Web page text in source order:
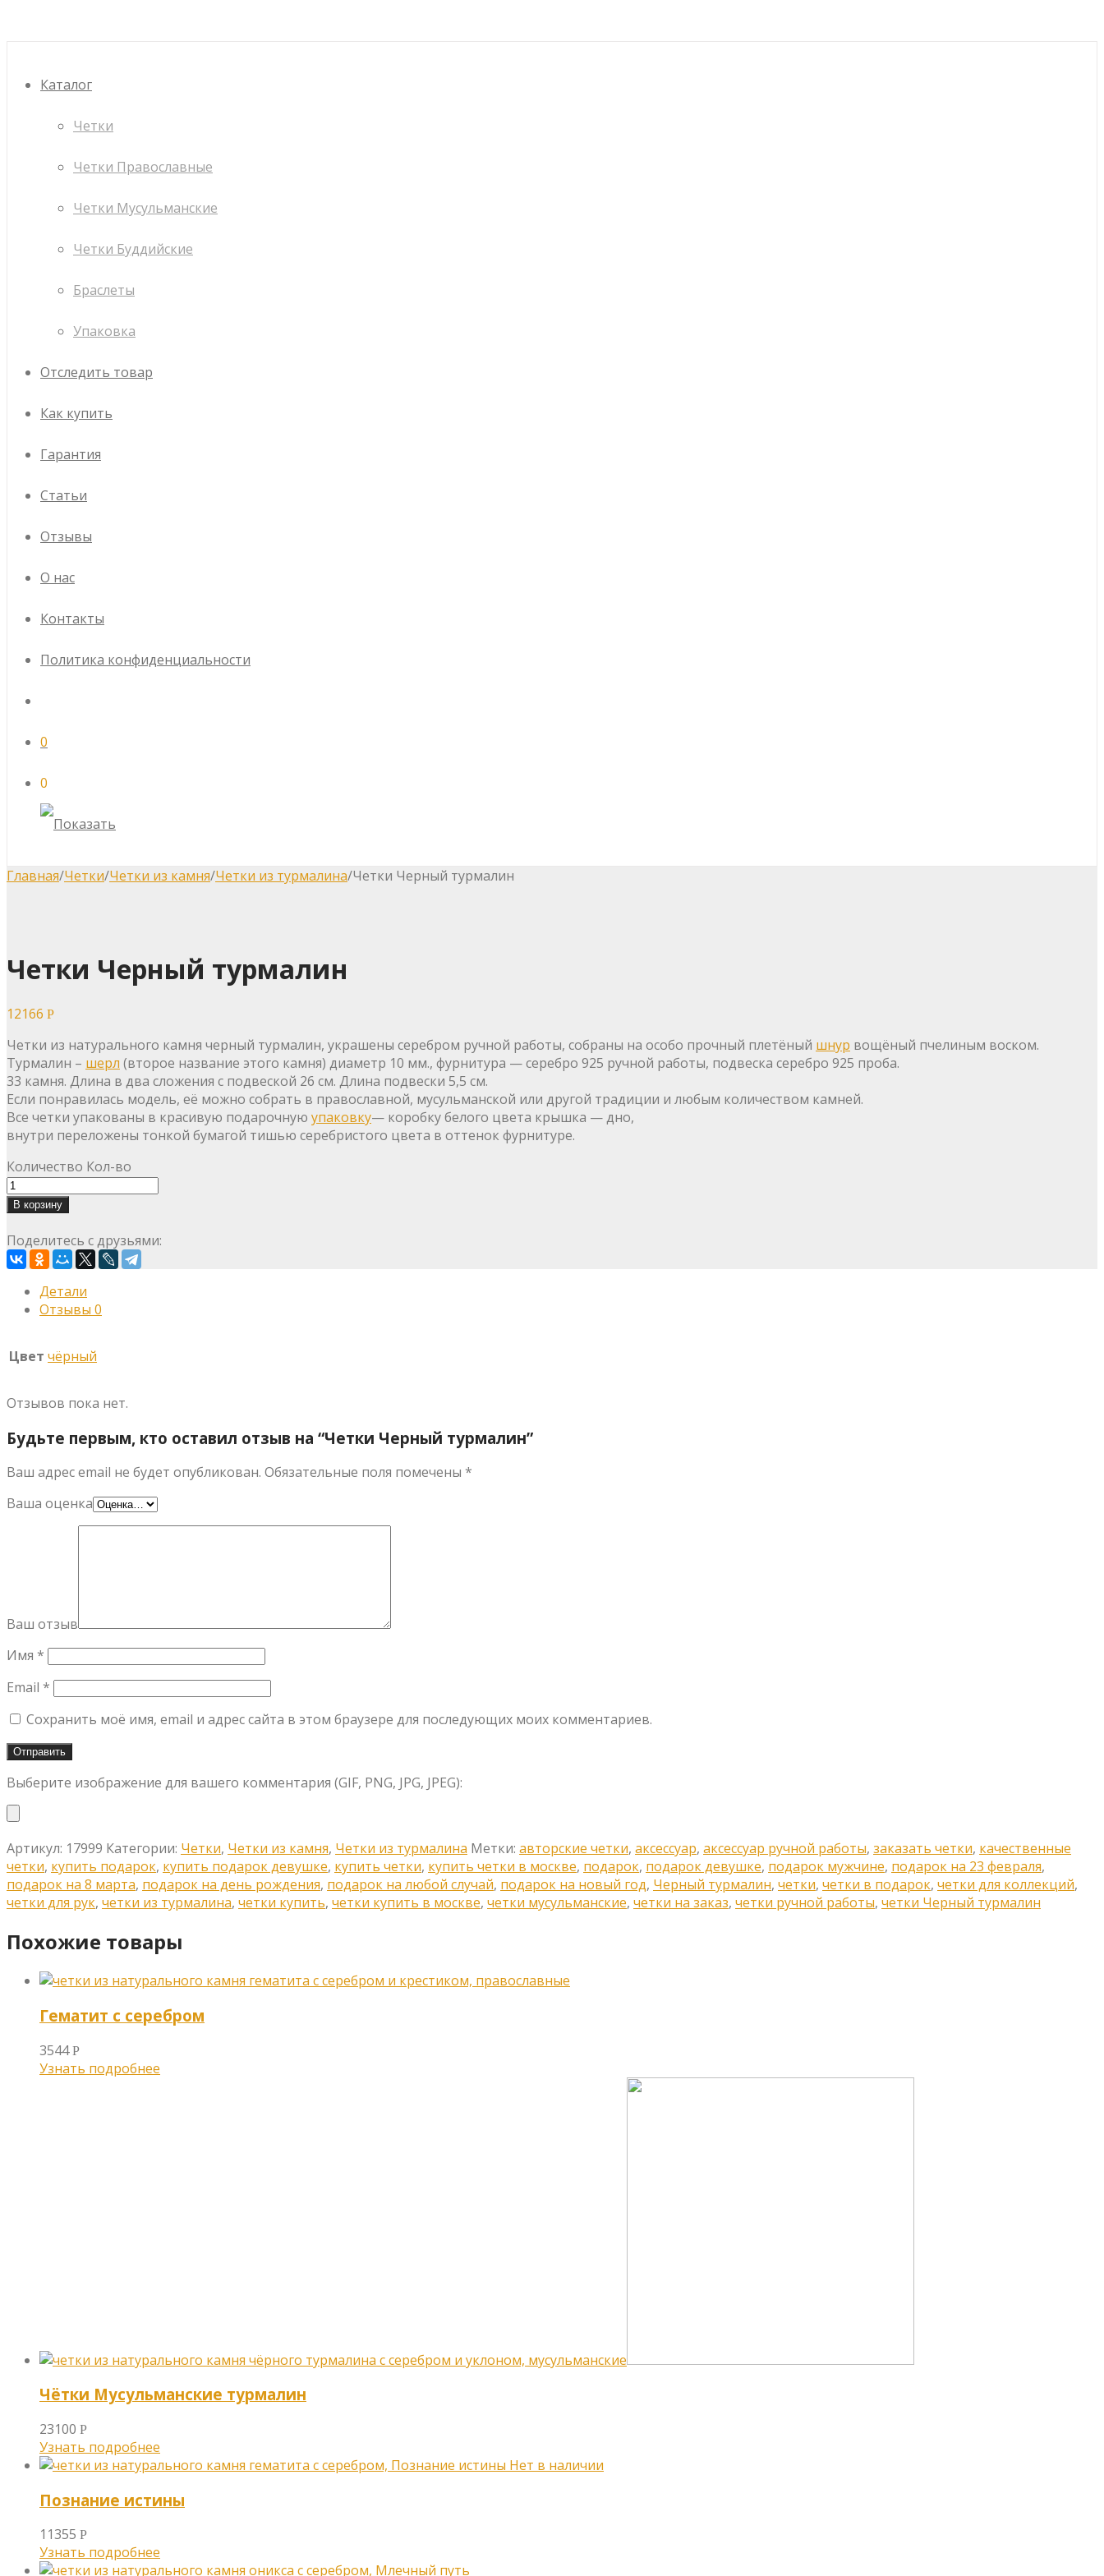
Каталог
Четки
Четки Православные
Четки Мусульманские
Четки Буддийские
Браслеты
Упаковка
Отследить товар
Как купить
Гарантия
Статьи
Отзывы
О нас
Контакты
Политика конфиденциальности
0
0
Главная/Четки/Четки из камня/Четки из турмалина/Четки Черный турмалин
Четки Черный турмалин
12166 Р
Четки из натурального камня черный турмалин, украшены серебром ручной работы, собраны на особо прочный плетёный шнур вощёный пчелиным воском.
Турмалин – шерл (второе название этого камня) диаметр 10 мм., фурнитура — серебро 925 ручной работы, подвеска серебро 925 проба.
33 камня. Длина в два сложения с подвеской 26 см. Длина подвески 5,5 см.
Если понравилась модель, её можно собрать в православной, мусульманской или другой традиции и любым количеством камней.
Все четки упакованы в красивую подарочную упаковку— коробку белого цвета крышка — дно,
внутри переложены тонкой бумагой тишью серебристого цвета в оттенок фурнитуре.
Количество Кол-во
В корзину
Поделитесь с друзьями:
Детали
Отзывы 0
Цвет чёрный
Отзывов пока нет.
Будьте первым, кто оставил отзыв на “Четки Черный турмалин”
Ваш адрес email не будет опубликован. Обязательные поля помечены *
Ваша оценка
Ваш отзыв
Имя *
Email *
Сохранить моё имя, email и адрес сайта в этом браузере для последующих моих комментариев.
Выберите изображение для вашего комментария (GIF, PNG, JPG, JPEG):
Артикул: 17999 Категории: Четки, Четки из камня, Четки из турмалина Метки: авторские четки, аксессуар, аксессуар ручной работы, заказать четки, качественные
четки, купить подарок, купить подарок девушке, купить четки, купить четки в москве, подарок, подарок девушке, подарок мужчине, подарок на 23 февраля,
подарок на 8 марта, подарок на день рождения, подарок на любой случай, подарок на новый год, Черный турмалин, четки, четки в подарок, четки для коллекций,
четки для рук, четки из турмалина, четки купить, четки купить в москве, четки мусульманские, четки на заказ, четки ручной работы, четки Черный турмалин
Похожие товары
Гематит с серебром
3544Р
Узнать подробнее
Чётки Мусульманские турмалин
23100 Р
Узнать подробнее
Познание истины
11355 Р
Узнать подробнее